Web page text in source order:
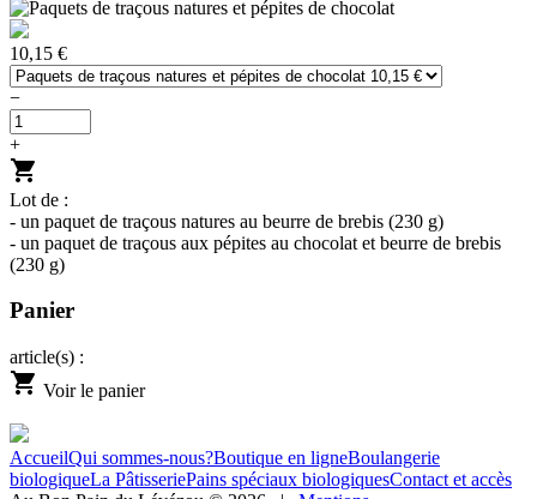
10,15 €
−
+
shopping_cart
Lot de :
- un paquet de traçous natures au beurre de brebis (230 g)
- un paquet de traçous aux pépites au chocolat et beurre de brebis
(230 g)
Panier
article(s) :
shopping_cart Voir le panier
AccueilQui sommes-nous?Boutique en ligneBoulangerie
biologiqueLa PâtisseriePains spéciaux biologiquesContact et accès